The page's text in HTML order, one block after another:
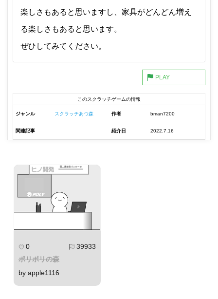
楽しさもあると思いますし、家具がどんどん増え
る楽しさもあると思います。
ぜひしてみてください。
このスクラッチゲームの情報
ジャンル スクラッチあつ森 作者 bman7200
関連記事 紹介日 2022.7.16
0 39933
ポリポリの森
by apple1116